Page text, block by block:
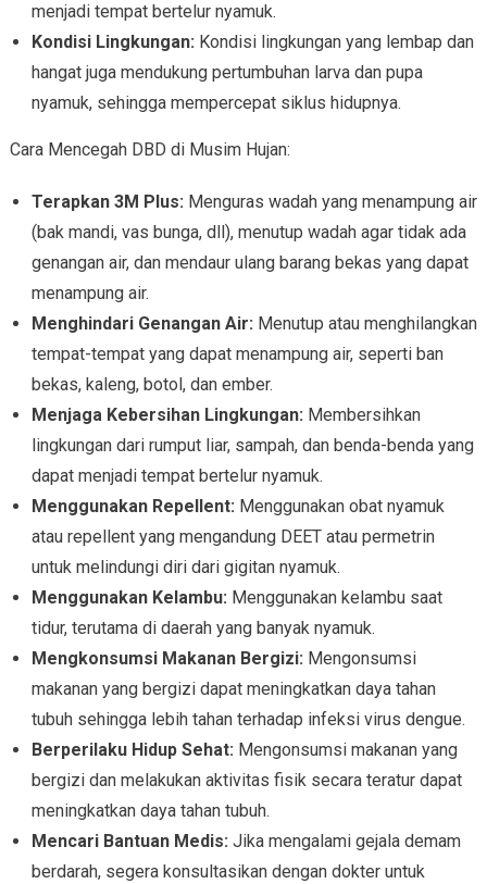
menjadi tempat bertelur nyamuk.
Kondisi Lingkungan: Kondisi lingkungan yang lembap dan
hangat juga mendukung pertumbuhan larva dan pupa
nyamuk, sehingga mempercepat siklus hidupnya.
Cara Mencegah DBD di Musim Hujan:
Terapkan 3M Plus: Menguras wadah yang menampung air
(bak mandi, vas bunga, dll), menutup wadah agar tidak ada
genangan air, dan mendaur ulang barang bekas yang dapat
menampung air.
Menghindari Genangan Air: Menutup atau menghilangkan
tempat-tempat yang dapat menampung air, seperti ban
bekas, kaleng, botol, dan ember.
Menjaga Kebersihan Lingkungan: Membersihkan
lingkungan dari rumput liar, sampah, dan benda-benda yang
dapat menjadi tempat bertelur nyamuk.
Menggunakan Repellent: Menggunakan obat nyamuk
atau repellent yang mengandung DEET atau permetrin
untuk melindungi diri dari gigitan nyamuk.
Menggunakan Kelambu: Menggunakan kelambu saat
tidur, terutama di daerah yang banyak nyamuk.
Mengkonsumsi Makanan Bergizi: Mengonsumsi
makanan yang bergizi dapat meningkatkan daya tahan
tubuh sehingga lebih tahan terhadap infeksi virus dengue.
Berperilaku Hidup Sehat: Mengonsumsi makanan yang
bergizi dan melakukan aktivitas fisik secara teratur dapat
meningkatkan daya tahan tubuh.
Mencari Bantuan Medis: Jika mengalami gejala demam
berdarah, segera konsultasikan dengan dokter untuk